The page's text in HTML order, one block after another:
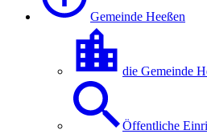
Gemeinde Heeßen
die Gemeinde
Öffentliche